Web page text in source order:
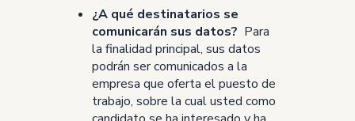
¿A qué destinatarios se
comunicarán sus datos? Para
la finalidad principal, sus datos
podrán ser comunicados a la
empresa que oferta el puesto de
trabajo, sobre la cual usted como